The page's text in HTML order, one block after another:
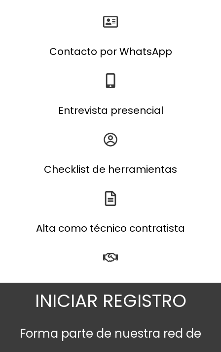
Contacto por WhatsApp
Entrevista presencial
Checklist de herramientas
Alta como técnico contratista
INICIAR REGISTRO
Forma parte de nuestra red de